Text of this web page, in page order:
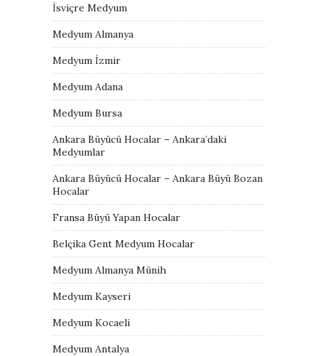
İsviçre Medyum
Medyum Almanya
Medyum İzmir
Medyum Adana
Medyum Bursa
Ankara Büyücü Hocalar – Ankara’daki
Medyumlar
Ankara Büyücü Hocalar – Ankara Büyü Bozan
Hocalar
Fransa Büyü Yapan Hocalar
Belçika Gent Medyum Hocalar
Medyum Almanya Münih
Medyum Kayseri
Medyum Kocaeli
Medyum Antalya